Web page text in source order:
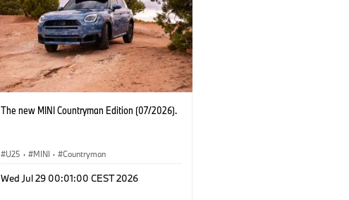
The new MINI Countryman Edition (07/2026).
U25 · MINI · Countryman
Wed Jul 29 00:01:00 CEST 2026